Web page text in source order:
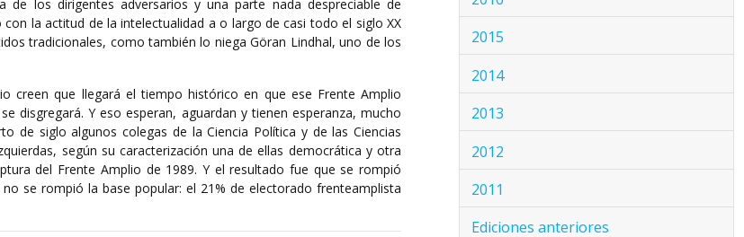
los dirigentes adversarios y una parte nada despreciable de
la actitud de la intelectualidad a o largo de casi todo el siglo XX
tradicionales, como también lo niega Göran Lindhal, uno de los
creen que llegará el tiempo histórico en que ese Frente Amplio
disgregará. Y eso esperan, aguardan y tienen esperanza, mucho
de siglo algunos colegas de la Ciencia Política y de las Ciencias
según su caracterización una de ellas democrática y otra
del Frente Amplio de 1989. Y el resultado fue que se rompió
se rompió la base popular: el 21% de electorado frenteamplista
2015
2014
2013
2012
2011
Ediciones anteriores